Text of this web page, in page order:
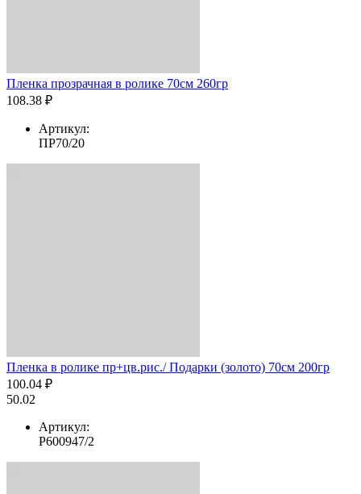
Пленка прозрачная в ролике 70см 260гр
108.38 ₽
Артикул:
ПР70/20
Пленка в ролике пр+цв.рис./ Подарки (золото) 70см 200гр
100.04 ₽
50.02
Артикул:
Р600947/2